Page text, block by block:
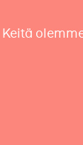
Keitä